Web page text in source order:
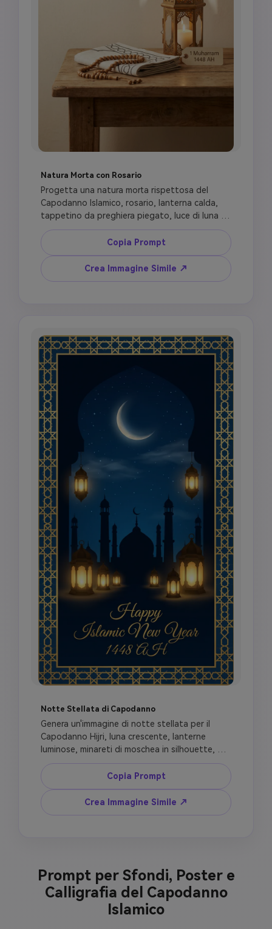
Natura Morta con Rosario
Progetta una natura morta rispettosa del
Capodanno Islamico, rosario, lanterna calda,
tappetino da preghiera piegato, luce di luna
crescente dalla finestra, ombra di arco di
moschea sottile, concetto 1 Muharram 1448
AH, atmosfera spirituale calma, messa a fuoco
morbida, stile fotografico premium, spazio per
testo di auguri, niente figure umane, niente
Copia Prompt
Crea Immagine Simile ↗
Notte Stellata di Capodanno
Genera un'immagine di notte stellata per il
Capodanno Hijri, luna crescente, lanterne
luminose, minareti di moschea in silhouette,
bordo geometrico islamico elegante, nuvole
sottili, palette di colori blu e oro pacifica, tema
Buon Capodanno Islamico 1448 AH, layout
cartolina verticale, bagliore cinematografico,
niente fuochi d'artificio, niente balli, niente
Copia Prompt
Crea Immagine Simile ↗
Prompt per Sfondi, Poster e
Calligrafia del Capodanno
Islamico